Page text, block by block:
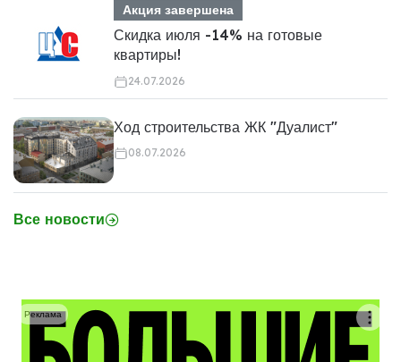
Акция завершена
Скидка июля -14% на готовые
квартиры!
24.07.2026
Ход строительства ЖК "Дуалист"
08.07.2026
Все новости
Реклама